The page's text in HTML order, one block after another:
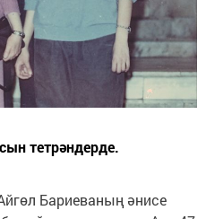
тетрәндерде.
Бариеваның әнисе